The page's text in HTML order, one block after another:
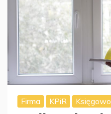
Firma KPiR